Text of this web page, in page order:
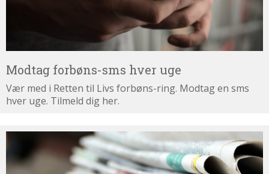
Modtag forbøns-sms hver uge
Vær med i Retten til Livs forbøns-ring. Modtag en sms
hver uge. Tilmeld dig her.
Tilmeld
dig
nyhedsbrevet